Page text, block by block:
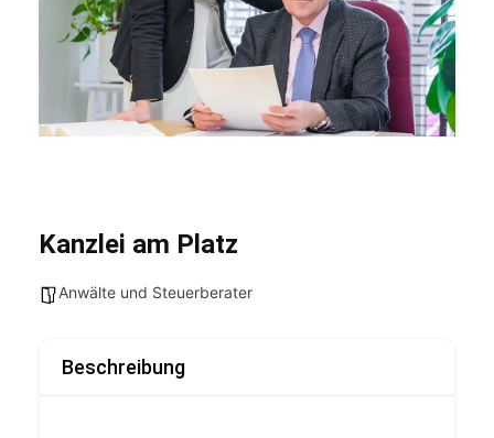
Kanzlei am Platz
Anwälte und Steuerberater
Beschreibung